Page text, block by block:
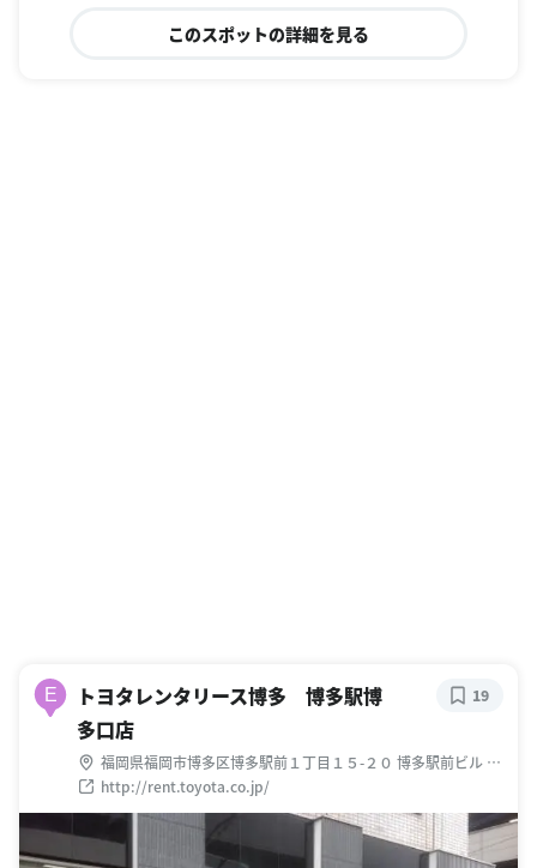
このスポットの詳細を見る
E
トヨタレンタリース博多 博多駅博
多口店
福岡県福岡市博多区博多駅前１丁目１５-２０ 博多駅前ビル 1F
NOF
http://rent.toyota.co.jp/
19